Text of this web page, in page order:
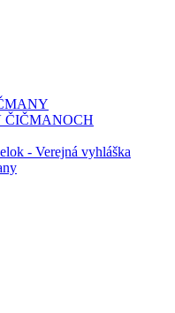
ČIČMANOCH
- Verejná vyhláška